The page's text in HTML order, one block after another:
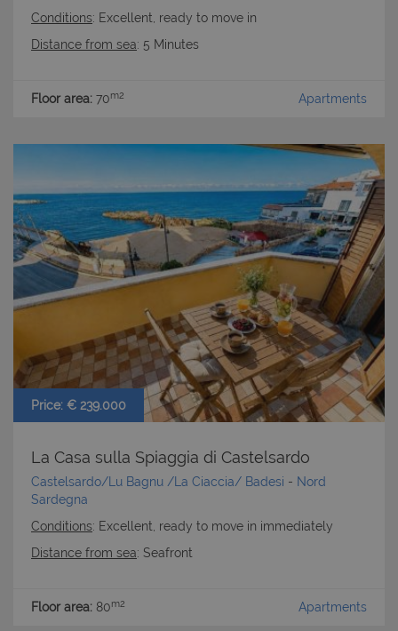
Conditions: Excellent, ready to move in
Distance from sea: 5 Minutes
Floor area: 70m2 Apartments
Price: € 239.000
La Casa sulla Spiaggia di Castelsardo
Castelsardo/Lu Bagnu /La Ciaccia/ Badesi - Nord
Sardegna
Conditions: Excellent, ready to move in immediately
Distance from sea: Seafront
Floor area: 80m2 Apartments